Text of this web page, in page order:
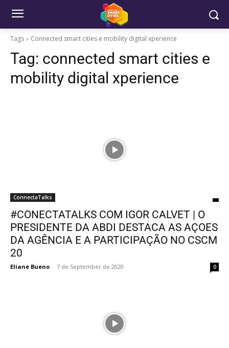
Tags Connected smart cities e mobility digital xperience
Tag: connected smart cities e
mobility digital xperience
ConnectaTalks
#CONECTATALKS COM IGOR CALVET | O
PRESIDENTE DA ABDI DESTACA AS AÇOES
DA AGÊNCIA E A PARTICIPAÇÃO NO CSCM
20
Eliane Bueno - 7 de September de 2020 0